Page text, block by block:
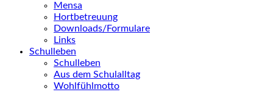
Mensa
Hortbetreuung
Downloads/Formulare
Links
Schulleben
Schulleben
Aus dem Schulalltag
Wohlfühlmotto